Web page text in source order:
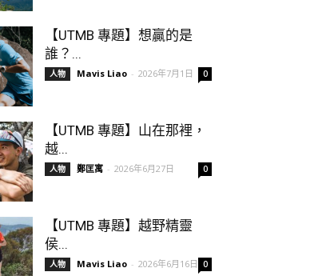
【UTMB 專題】想贏的是
誰？...
人物 Mavis Liao - 2026年7月1日 0
【UTMB 專題】山在那裡，
越...
人物 鄭匡寓 - 2026年6月27日 0
【UTMB 專題】越野精靈
侯...
人物 Mavis Liao - 2026年6月16日 0